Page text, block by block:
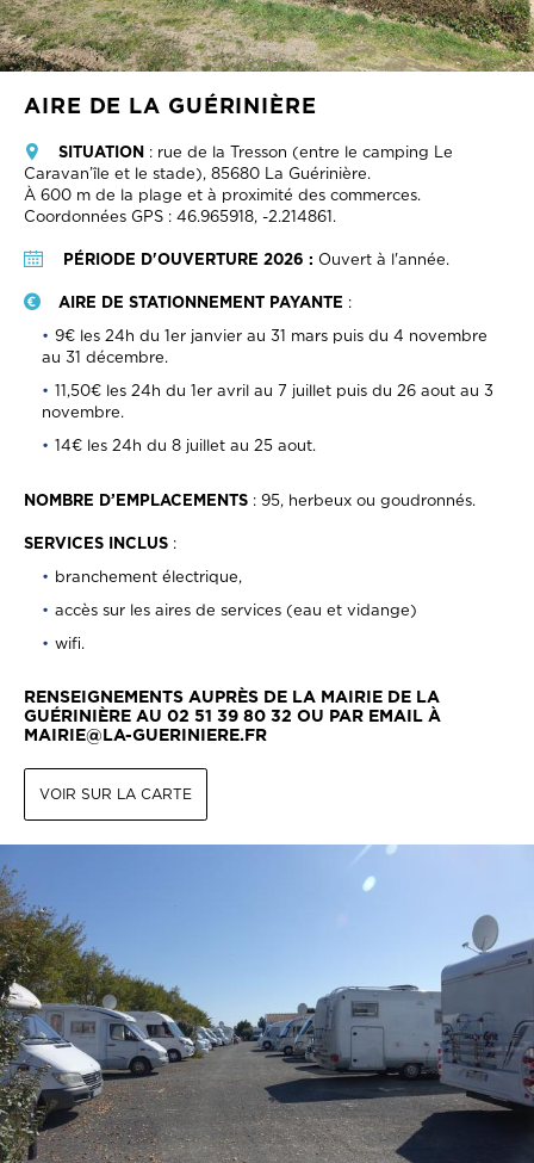
AIRE DE LA GUÉRINIÈRE
SITUATION: rue de la Tresson (entre le camping Le
Caravan’île et le stade), 85680 La Guérinière.
À 600 m de la plage et à proximité des commerces.
Coordonnées GPS : 46.965918, -2.214861.
PÉRIODE D'OUVERTURE 2026 : Ouvert à l'année.
AIRE DE STATIONNEMENT PAYANTE :
9€ les 24h du 1er janvier au 31 mars puis du 4 novembre
au 31 décembre.
11,50€ les 24h du 1er avril au 7 juillet puis du 26 aout au 3
novembre.
14€ les 24h du 8 juillet au 25 aout.
NOMBRE D’EMPLACEMENTS : 95, herbeux ou goudronnés.
SERVICES INCLUS :
branchement électrique,
accès sur les aires de services (eau et vidange)
wifi.
RENSEIGNEMENTS AUPRÈS DE LA MAIRIE DE LA
GUÉRINIÈRE AU 02 51 39 80 32 OU PAR EMAIL À
MAIRIE@LA-GUERINIERE.FR
VOIR SUR LA CARTE